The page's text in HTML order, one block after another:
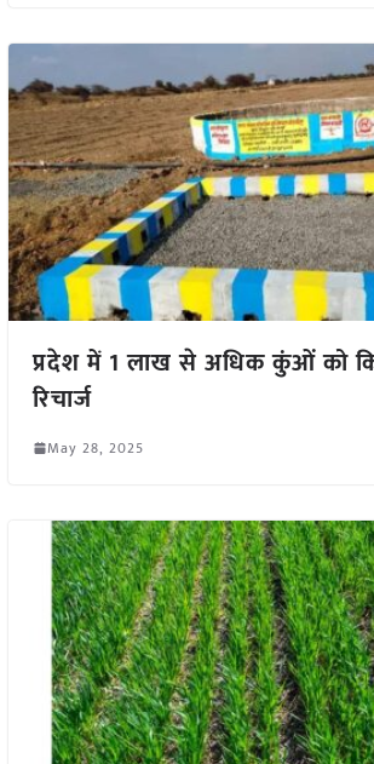
प्रदेश में 1 लाख से अधिक कुंओं को
रिचार्ज
May 28, 2025